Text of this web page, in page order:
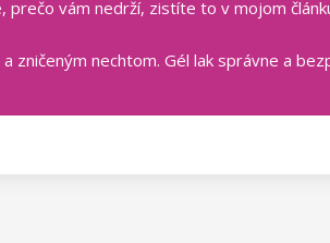
prečo vám nedrží, zistíte to v mojom
zničeným nechtom. Gél lak správne a